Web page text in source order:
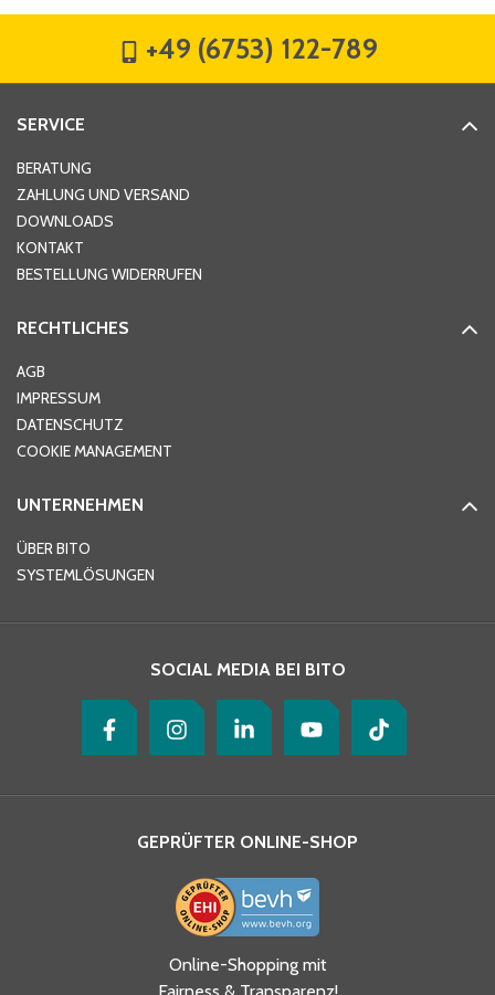
Hausnummer
Ort*
Telefon
Ja, ich habe die
Datenschutzhinweise gelesen
+49 (6753) 122-789
SERVICE
BERATUNG
ZAHLUNG UND VERSAND
DOWNLOADS
KONTAKT
BESTELLUNG WIDERRUFEN
RECHTLICHES
AGB
IMPRESSUM
DATENSCHUTZ
COOKIE MANAGEMENT
UNTERNEHMEN
ÜBER BITO
SYSTEMLÖSUNGEN
SOCIAL MEDIA BEI BITO
GEPRÜFTER ONLINE-SHOP
Online-Shopping mit